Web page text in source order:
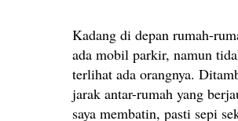
Kadang di depan rumah-
ada mobil parkir, namun
terlihat ada orangnya.
jarak antar-rumah yang
saya membatin, pasti sepi